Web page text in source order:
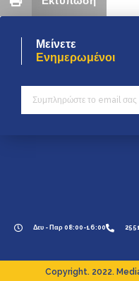
Μείνετε
Ενημερωμένοι
Δευ - Παρ 08:00-16:00
Copyright. 2022.